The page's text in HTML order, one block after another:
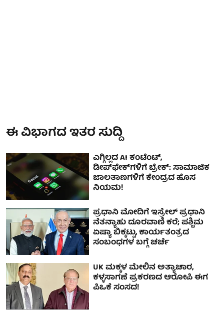
ಈ ವಿಭಾಗದ ಇತರ ಸುದ್ದಿ
ಎಗ್ಗಿಲ್ಲದ AI ಕಂಟೆಂಟ್,
ಡೀಪ್‌ಫೇಕ್‌ಗಳಿಗೆ ಬ್ರೇಕ್: ಸಾಮಾಜಿಕ
ಜಾಲತಾಣಗಳಿಗೆ ಕೇಂದ್ರದ ಹೊಸ
ನಿಯಮ!
ಪ್ರಧಾನಿ ಮೋದಿಗೆ ಇಸ್ರೇಲ್ ಪ್ರಧಾನಿ
ನೆತನ್ಯಾಹು ದೂರವಾಣಿ ಕರೆ; ಪಶ್ಚಿಮ
ಏಷ್ಯಾ ಬಿಕ್ಕಟ್ಟು, ಕಾರ್ಯತಂತ್ರದ
ಸಂಬಂಧಗಳ ಬಗ್ಗೆ ಚರ್ಚೆ
UK ಮಕ್ಕಳ ಮೇಲಿನ ಅತ್ಯಾಚಾರ,
ಕಳ್ಳಸಾಗಣೆ ಪ್ರಕರಣದ ಆರೋಪಿ ಈಗ
ಪಿಒಕೆ ಸಂಸದ!